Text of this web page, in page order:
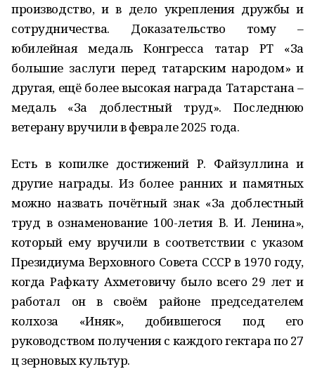
производство, и в дело укрепления дружбы и
сотрудничества. Доказательство тому –
юбилейная медаль Конгресса татар РТ «За
большие заслуги перед татарским народом» и
другая, ещё более высокая награда Татарстана –
медаль «За доблестный труд». Последнюю
ветерану вручили в феврале 2025 года.
Есть в копилке достижений Р. Файзуллина и
другие награды. Из более ранних и памятных
можно назвать почётный знак «За доблестный
труд в ознаменование 100-летия В. И. Ленина»,
который ему вручили в соответствии с указом
Президиума Верховного Совета СССР в 1970 году,
когда Рафкату Ахметовичу было всего 29 лет и
работал он в своём районе председателем
колхоза «Иняк», добившегося под его
руководством получения с каждого гектара по 27
ц зерновых культур.